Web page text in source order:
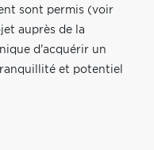
sont permis (voir
auprès de la
d'acquérir un
et potentiel